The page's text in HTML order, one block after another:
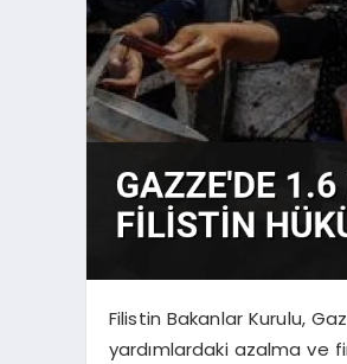
Filistin Bakanlar Kurulu,
yardımlardaki azalma ve